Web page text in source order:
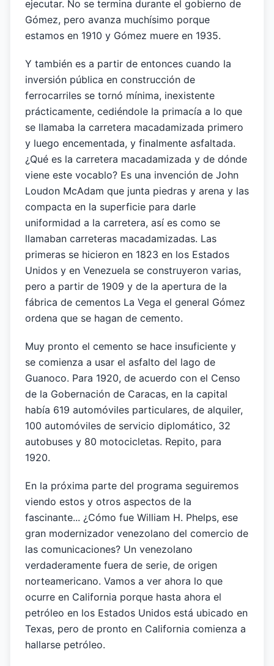
ejecutar. No se termina durante el gobierno de
Gómez, pero avanza muchísimo porque
estamos en 1910 y Gómez muere en 1935.
Y también es a partir de entonces cuando la
inversión pública en construcción de
ferrocarriles se tornó mínima, inexistente
prácticamente, cediéndole la primacía a lo que
se llamaba la carretera macadamizada primero
y luego encementada, y finalmente asfaltada.
¿Qué es la carretera macadamizada y de dónde
viene este vocablo? Es una invención de John
Loudon McAdam que junta piedras y arena y las
compacta en la superficie para darle
uniformidad a la carretera, así es como se
llamaban carreteras macadamizadas. Las
primeras se hicieron en 1823 en los Estados
Unidos y en Venezuela se construyeron varias,
pero a partir de 1909 y de la apertura de la
fábrica de cementos La Vega el general Gómez
ordena que se hagan de cemento.
Muy pronto el cemento se hace insuficiente y
se comienza a usar el asfalto del lago de
Guanoco. Para 1920, de acuerdo con el Censo
de la Gobernación de Caracas, en la capital
había 619 automóviles particulares, de alquiler,
100 automóviles de servicio diplomático, 32
autobuses y 80 motocicletas. Repito, para
1920.
En la próxima parte del programa seguiremos
viendo estos y otros aspectos de la
fascinante... ¿Cómo fue William H. Phelps, ese
gran modernizador venezolano del comercio de
las comunicaciones? Un venezolano
verdaderamente fuera de serie, de origen
norteamericano. Vamos a ver ahora lo que
ocurre en California porque hasta ahora el
petróleo en los Estados Unidos está ubicado en
Texas, pero de pronto en California comienza a
hallarse petróleo.